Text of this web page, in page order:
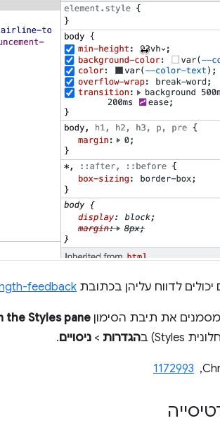
לדווח עליהן בכתובת feedback
את תיבת הסימון the Styles pane
הגדרות > ניסויים.
, ‏
1172993